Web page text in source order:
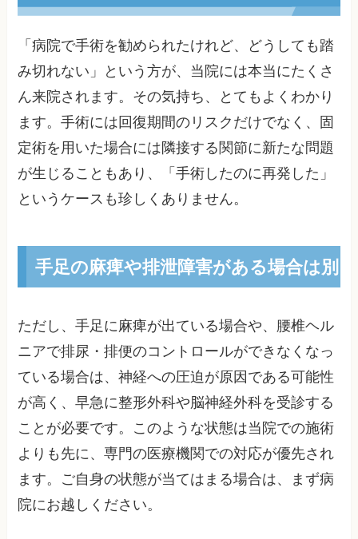
「病院で手術を勧められたけれど、どうしても踏
み切れない」という方が、当院には本当にたくさ
ん来院されます。その気持ち、とてもよくわかり
ます。手術には回復期間のリスクだけでなく、固
定術を用いた場合には隣接する関節に新たな問題
が生じることもあり、「手術したのに再発した」
というケースも珍しくありません。
手足の麻痺や排泄障害がある場合は別
ただし、手足に麻痺が出ている場合や、腰椎ヘル
ニアで排尿・排便のコントロールができなくなっ
ている場合は、神経への圧迫が原因である可能性
が高く、早急に整形外科や脳神経外科を受診する
ことが必要です。このような状態は当院での施術
よりも先に、専門の医療機関での対応が優先され
ます。ご自身の状態が当てはまる場合は、まず病
院にお越しください。